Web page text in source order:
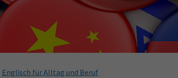
Englisch für Alltag und Beruf